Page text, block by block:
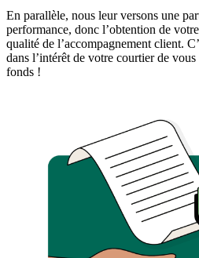
En parallèle, nous leur versons une
performance, donc l’obtention de
qualité de l’accompagnement client.
dans l’intérêt de votre courtier de
fonds !